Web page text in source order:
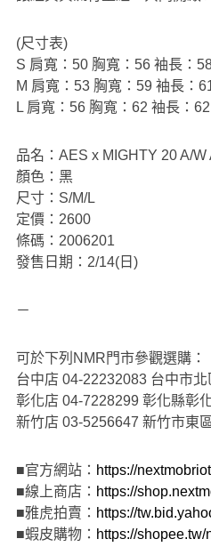
(尺寸表)
S 肩寬：50 胸寬：56 袖長：
M 肩寬：53 胸寬：59 袖長：
L 肩寬：56 胸寬：62 袖長：
品名：AES x MIGHTY 20 A/
顏色：黑
尺寸：S/M/L
定價：2600
條碼：2006201
發售日期：2/14(日)
－
可於下列NMR門市參觀選購：
台中店 04-22232083 台中市
彰化店 04-7228299 彰化縣彰
新竹店 03-5256647 新竹市東
■官方網站： https://
■線上商店： https://
■雅虎拍賣： https://
■蝦皮購物： https://shopee.tw/